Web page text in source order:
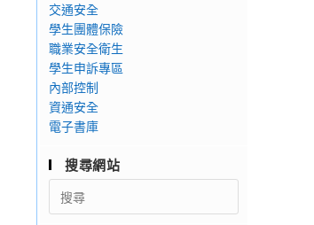
交通安全
學生團體保險
職業安全衛生
學生申訴專區
內部控制
資通安全
電子書庫
搜尋網站
Search
for: